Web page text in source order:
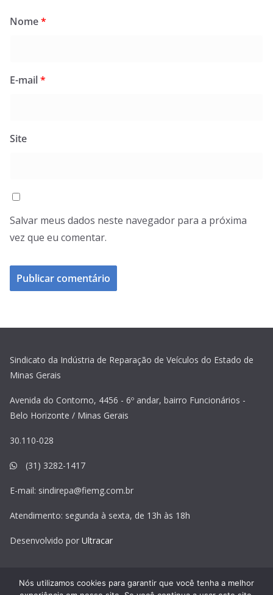
Nome*
E-mail*
Site
Salvar meus dados neste navegador para a próxima
vez que eu comentar.
Sindicato da Indústria de Reparação de Veículos do Estado de
Minas Gerais
Avenida do Contorno, 4456 - 6º andar, bairro Funcionários -
Belo Horizonte / Minas Gerais
30.110-028
(31) 3282-1417
E-mail: sindirepa@fiemg.com.br
Atendimento: segunda à sexta, de 13h às 18h
Desenvolvido por Ultracar
Nós utilizamos cookies para garantir que você tenha a melhor